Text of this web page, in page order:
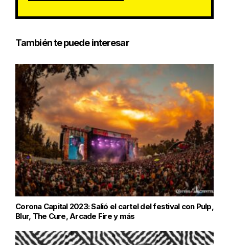
También te puede interesar
Corona Capital 2023: Salió el cartel del festival con Pulp,
Blur, The Cure, Arcade Fire y más